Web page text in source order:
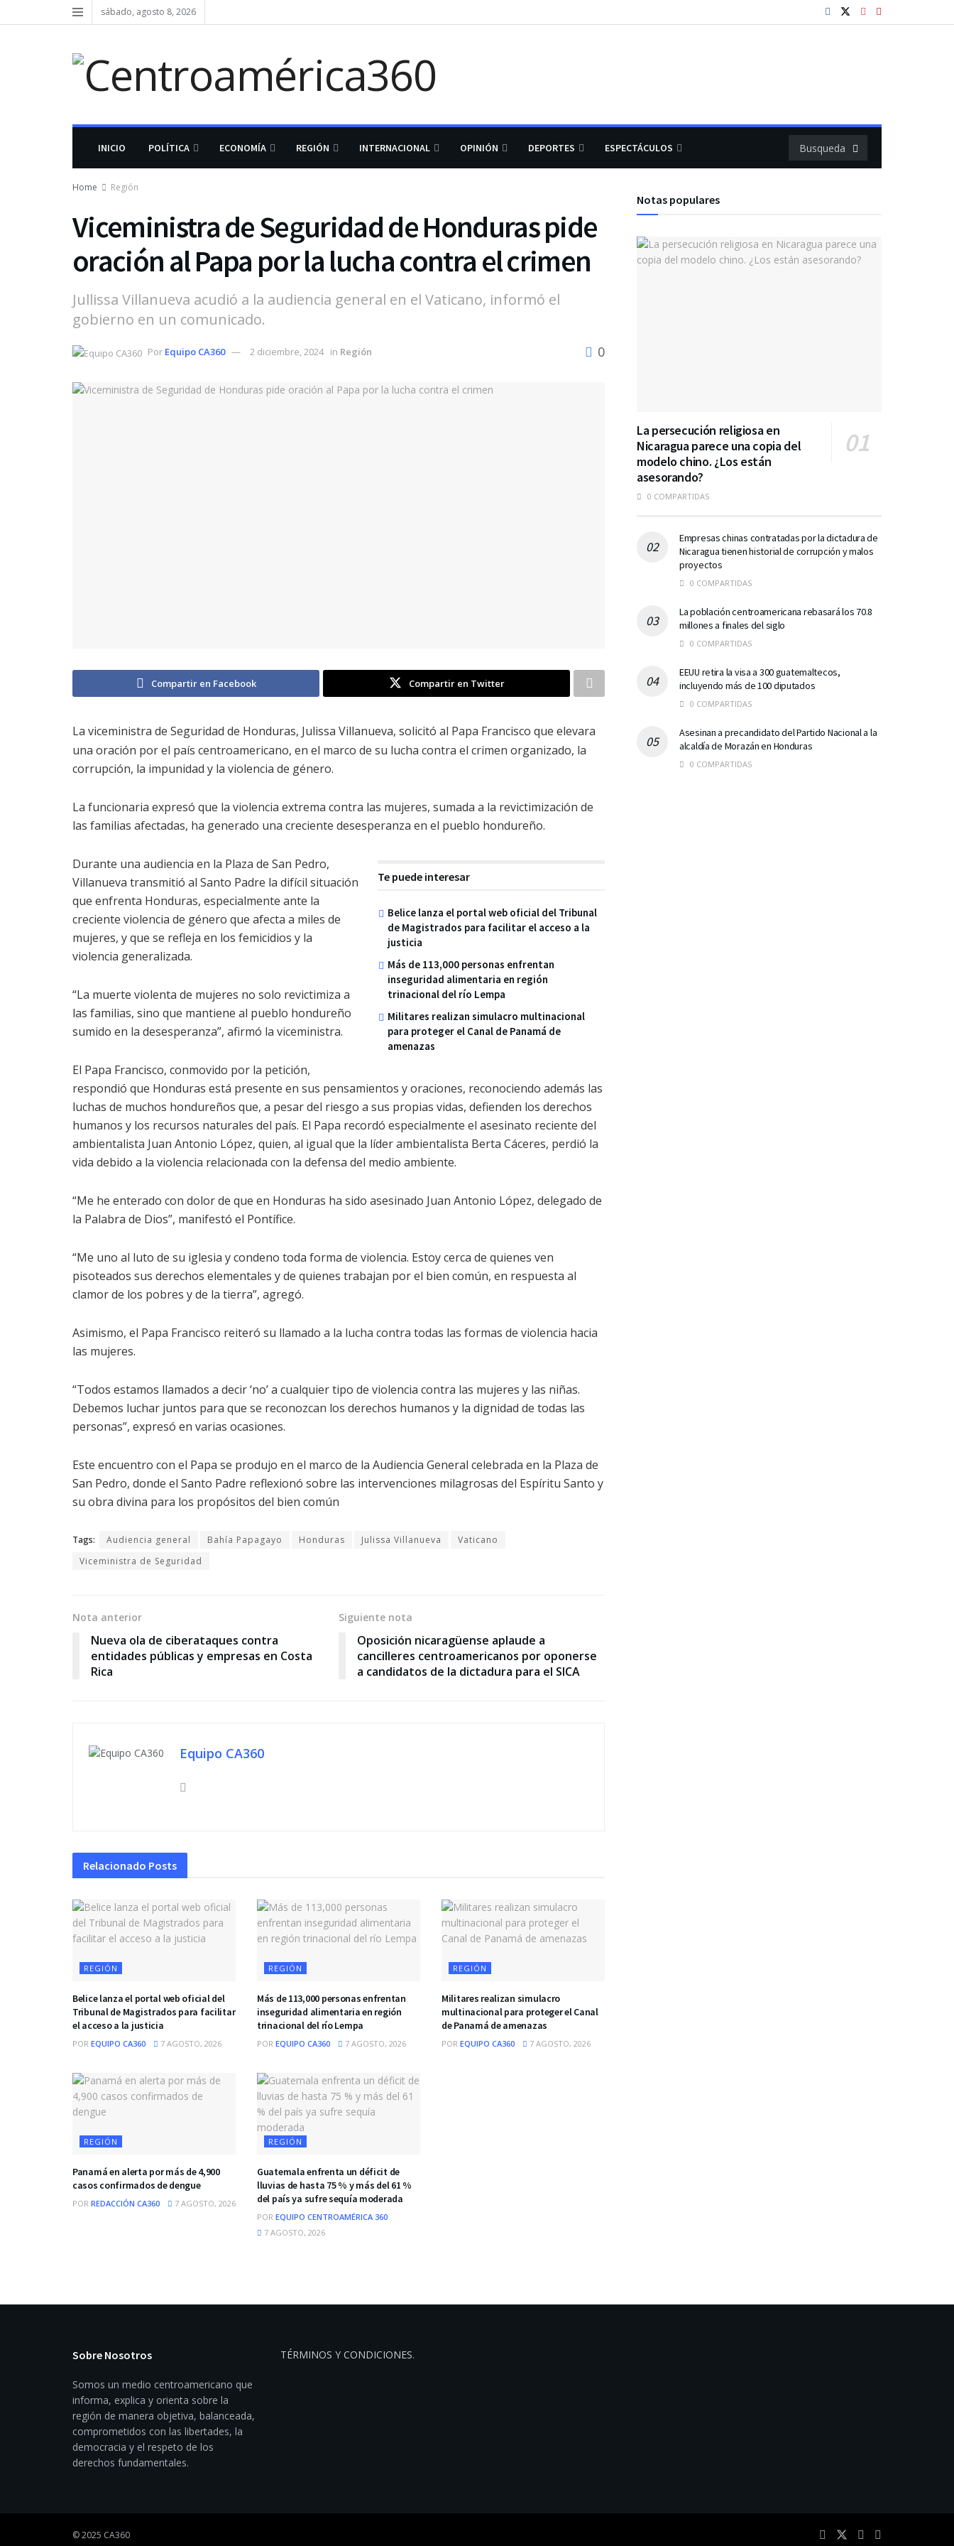
sábado, agosto 8, 2026
INICIO POLÍTICA ECONOMÍA REGIÓN INTERNACIONAL OPINIÓN DEPORTES ESPECTÁCULOS
Home Región
Viceministra de Seguridad de Honduras pide
oración al Papa por la lucha contra el crimen
Jullissa Villanueva acudió a la audiencia general en el Vaticano, informó el
gobierno en un comunicado.
Por Equipo CA360 2 diciembre, 2024 in Región 0
Compartir en Facebook Compartir en Twitter
La viceministra de Seguridad de Honduras, Julissa Villanueva, solicitó al Papa Francisco que elevara
una oración por el país centroamericano, en el marco de su lucha contra el crimen organizado, la
corrupción, la impunidad y la violencia de género.
La funcionaria expresó que la violencia extrema contra las mujeres, sumada a la revictimización de
las familias afectadas, ha generado una creciente desesperanza en el pueblo hondureño.
Te puede interesar
Belice lanza el portal web oficial del Tribunal
de Magistrados para facilitar el acceso a la
justicia
Más de 113,000 personas enfrentan
inseguridad alimentaria en región
trinacional del río Lempa
Militares realizan simulacro multinacional
para proteger el Canal de Panamá de
amenazas
Durante una audiencia en la Plaza de San Pedro,
Villanueva transmitió al Santo Padre la difícil situación
que enfrenta Honduras, especialmente ante la
creciente violencia de género que afecta a miles de
mujeres, y que se refleja en los femicidios y la
violencia generalizada.
“La muerte violenta de mujeres no solo revictimiza a
las familias, sino que mantiene al pueblo hondureño
sumido en la desesperanza”, afirmó la viceministra.
El Papa Francisco, conmovido por la petición,
respondió que Honduras está presente en sus pensamientos y oraciones, reconociendo además las
luchas de muchos hondureños que, a pesar del riesgo a sus propias vidas, defienden los derechos
humanos y los recursos naturales del país. El Papa recordó especialmente el asesinato reciente del
ambientalista Juan Antonio López, quien, al igual que la líder ambientalista Berta Cáceres, perdió la
vida debido a la violencia relacionada con la defensa del medio ambiente.
“Me he enterado con dolor de que en Honduras ha sido asesinado Juan Antonio López, delegado de
la Palabra de Dios”, manifestó el Pontífice.
“Me uno al luto de su iglesia y condeno toda forma de violencia. Estoy cerca de quienes ven
pisoteados sus derechos elementales y de quienes trabajan por el bien común, en respuesta al
clamor de los pobres y de la tierra”, agregó.
Asimismo, el Papa Francisco reiteró su llamado a la lucha contra todas las formas de violencia hacia
las mujeres.
“Todos estamos llamados a decir ‘no’ a cualquier tipo de violencia contra las mujeres y las niñas.
Debemos luchar juntos para que se reconozcan los derechos humanos y la dignidad de todas las
personas”, expresó en varias ocasiones.
Este encuentro con el Papa se produjo en el marco de la Audiencia General celebrada en la Plaza de
San Pedro, donde el Santo Padre reflexionó sobre las intervenciones milagrosas del Espíritu Santo y
su obra divina para los propósitos del bien común
Tags: Audiencia general Bahía Papagayo Honduras Julissa Villanueva
Vaticano
Viceministra de Seguridad
Nota anterior
Nueva ola de ciberataques contra
entidades públicas y empresas en Costa
Rica
Siguiente nota
Oposición nicaragüense aplaude a
cancilleres centroamericanos por oponerse
a candidatos de la dictadura para el SICA
Equipo CA360
Relacionado Posts
REGIÓN
Belice lanza el portal web oficial del
Tribunal de Magistrados para facilitar
el acceso a la justicia
POR EQUIPO CA360 7 AGOSTO, 2026
REGIÓN
Más de 113,000 personas enfrentan
inseguridad alimentaria en región
trinacional del río Lempa
POR EQUIPO CA360 7 AGOSTO, 2026
REGIÓN
Militares realizan simulacro
multinacional para proteger el Canal
de Panamá de amenazas
POR EQUIPO CA360 7 AGOSTO, 2026
REGIÓN
Panamá en alerta por más de 4,900
casos confirmados de dengue
POR REDACCIÓN CA360 7 AGOSTO, 2026
REGIÓN
Guatemala enfrenta un déficit de
lluvias de hasta 75 % y más del 61 %
del país ya sufre sequía moderada
POR EQUIPO CENTROAMÉRICA 360
7 AGOSTO, 2026
Notas populares
La persecución religiosa en
Nicaragua parece una copia del
modelo chino. ¿Los están
asesorando?
0 COMPARTIDAS
Empresas chinas contratadas por la dictadura de
Nicaragua tienen historial de corrupción y malos
proyectos
0 COMPARTIDAS
La población centroamericana rebasará los 70.8
millones a finales del siglo
0 COMPARTIDAS
EEUU retira la visa a 300 guatemaltecos,
incluyendo más de 100 diputados
0 COMPARTIDAS
Asesinan a precandidato del Partido Nacional a la
alcaldía de Morazán en Honduras
0 COMPARTIDAS
Sobre Nosotros
Somos un medio centroamericano que
informa, explica y orienta sobre la
región de manera objetiva, balanceada,
comprometidos con las libertades, la
democracia y el respeto de los
derechos fundamentales.
TÉRMINOS Y CONDICIONES.
© 2025 CA360